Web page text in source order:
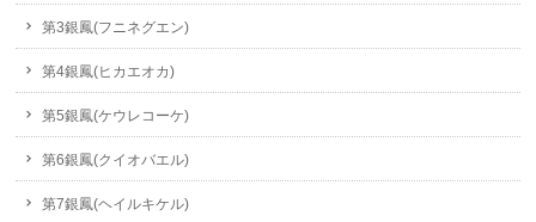
第3銀鳳(フニネグエン)
第4銀鳳(ヒカエオカ)
第5銀鳳(ケウレコーケ)
第6銀鳳(クイオバエル)
第7銀鳳(ヘイルキケル)